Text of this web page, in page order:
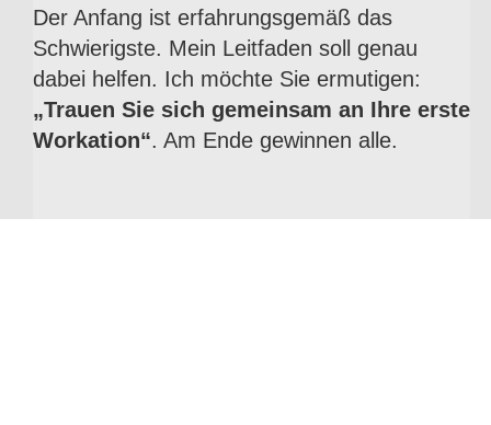
Der Anfang ist erfahrungsgemäß das
Schwierigste. Mein Leitfaden soll genau
dabei helfen. Ich möchte Sie ermutigen:
„Trauen Sie sich gemeinsam an Ihre erste
Workation“. Am Ende gewinnen alle.